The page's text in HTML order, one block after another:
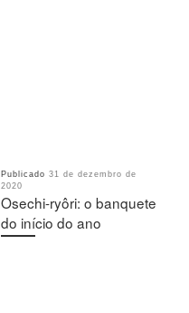
Publicado 31 de dezembro de
2020
Osechi-ryôri: o banquete
do início do ano